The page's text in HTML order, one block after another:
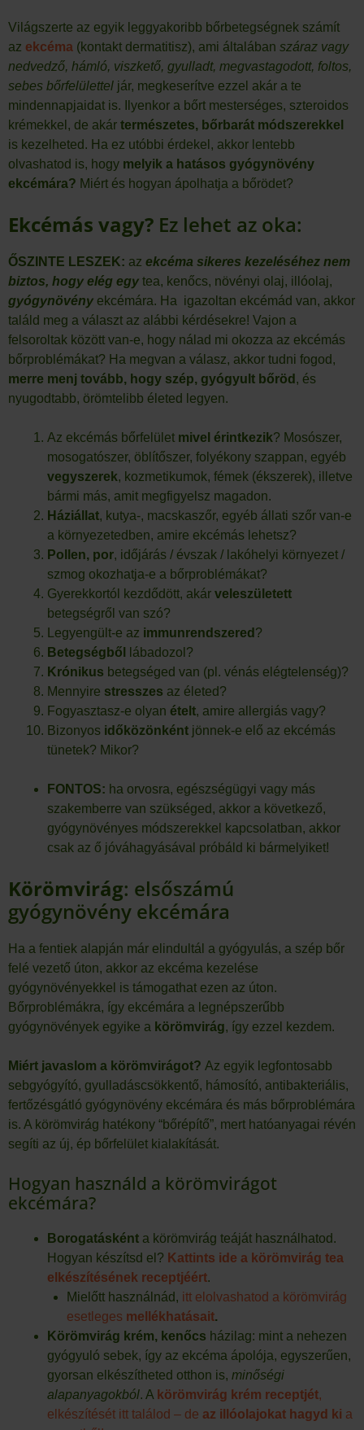
Világszerte az egyik leggyakoribb bőrbetegségnek számít
az ekcéma (kontakt dermatitisz), ami általában száraz vagy
nedvedző, hámló, viszkető, gyulladt, megvastagodott, foltos,
sebes bőrfelülettel jár, megkeserítve ezzel akár a te
mindennapjaidat is. Ilyenkor a bőrt mesterséges, szteroidos
krémekkel, de akár természetes, bőrbarát módszerekkel
is kezelheted. Ha ez utóbbi érdekel, akkor lentebb
olvashatod is, hogy melyik a hatásos gyógynövény
ekcémára? Miért és hogyan ápolhatja a bőrödet?
Ekcémás vagy? Ez lehet az oka:
ŐSZINTE LESZEK: az ekcéma sikeres kezeléséhez nem
biztos, hogy elég egy tea, kenőcs, növényi olaj, illóolaj,
gyógynövény ekcémára. Ha igazoltan ekcémád van, akkor
találd meg a választ az alábbi kérdésekre! Vajon a
felsoroltak között van-e, hogy nálad mi okozza az ekcémás
bőrproblémákat? Ha megvan a válasz, akkor tudni fogod,
merre menj tovább, hogy szép, gyógyult bőröd , és
nyugodtabb, örömtelibb életed legyen.
Az ekcémás bőrfelület mivel érintkezik? Mosószer,
mosogatószer, öblítőszer, folyékony szappan, egyéb
vegyszerek, kozmetikumok, fémek (ékszerek), illetve
bármi más, amit megfigyelsz magadon.
Háziállat, kutya-, macskaszőr, egyéb állati szőr van-e
a környezetedben, amire ekcémás lehetsz?
Pollen, por, időjárás / évszak / lakóhelyi környezet /
szmog okozhatja-e a bőrproblémákat?
Gyerekkortól kezdődött, akár veleszületett
betegségről van szó?
Legyengült-e az immunrendszered ?
Betegségből
lábadozol?
Krónikus betegséged van (pl. vénás elégtelenség)?
Mennyire stresszes az életed?
Fogyasztasz-e olyan ételt, amire allergiás vagy?
Bizonyos időközönként jönnek-e elő az ekcémás
tünetek? Mikor?
FONTOS: ha orvosra, egészségügyi vagy más
szakemberre van szükséged, akkor a következő,
gyógynövényes módszerekkel kapcsolatban, akkor
csak az ő jóváhagyásával próbáld ki bármelyiket!
Körömvirág: elsőszámú
gyógynövény ekcémára
Ha a fentiek alapján már elindultál a gyógyulás, a szép bőr
felé vezető úton, akkor az ekcéma kezelése
gyógynövényekkel is támogathat ezen az úton.
Bőrproblémákra, így ekcémára a legnépszerűbb
gyógynövények egyike a körömvirág, így ezzel kezdem.
Miért javaslom a körömvirágot? Az egyik legfontosabb
sebgyógyító, gyulladáscsökkentő, hámosító, antibakteriális,
fertőzésgátló gyógynövény ekcémára és más bőrproblémára
is. A körömvirág hatékony “bőrépítő”, mert hatóanyagai révén
segíti az új, ép bőrfelület kialakítását.
Hogyan használd a körömvirágot
ekcémára?
Borogatásként a körömvirág teáját használhatod.
Hogyan készítsd el? Kattints ide a körömvirág tea
elkészítésének receptjéért.
Mielőtt használnád, itt elolvashatod a körömvirág
esetleges mellékhatásait.
Körömvirág krém, kenőcs házilag: mint a nehezen
gyógyuló sebek, így az ekcéma ápolója, egyszerűen,
gyorsan elkészítheted otthon is, minőségi
alapanyagokból. A körömvirág krém receptjét,
elkészítését itt találod – de az illóolajokat hagyd ki a